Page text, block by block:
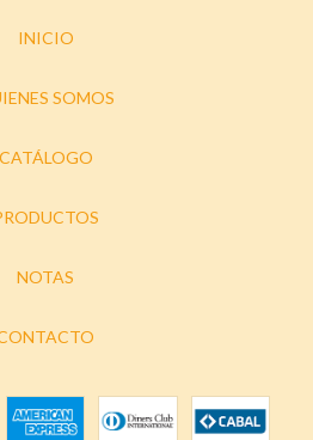
INICIO
SOMOS
CATÁLOGO
NOTAS